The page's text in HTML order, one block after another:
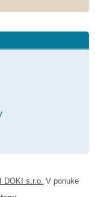
DOKI s.r.o. V ponuke